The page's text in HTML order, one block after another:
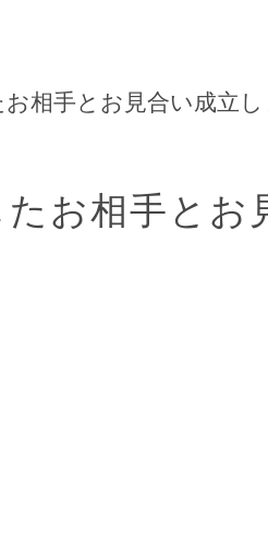
相手とお見合い成立し
お相手とお